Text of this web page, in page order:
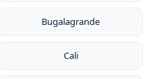
Bugalagrande
Cali